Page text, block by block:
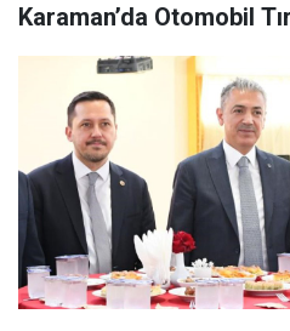
Karaman’da Otomobil